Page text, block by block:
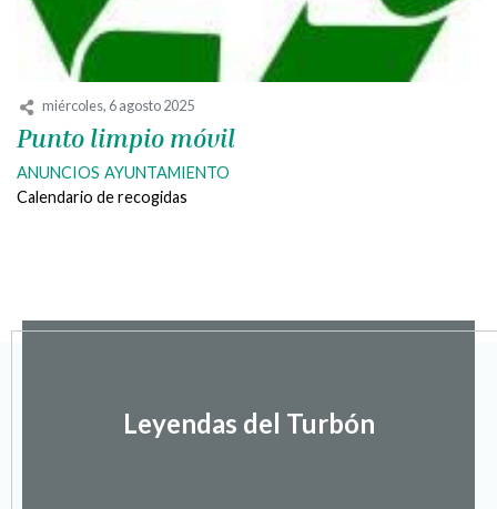
miércoles, 6 agosto 2025
Punto limpio móvil
ANUNCIOS AYUNTAMIENTO
Calendario de recogidas
Leyendas del Turbón